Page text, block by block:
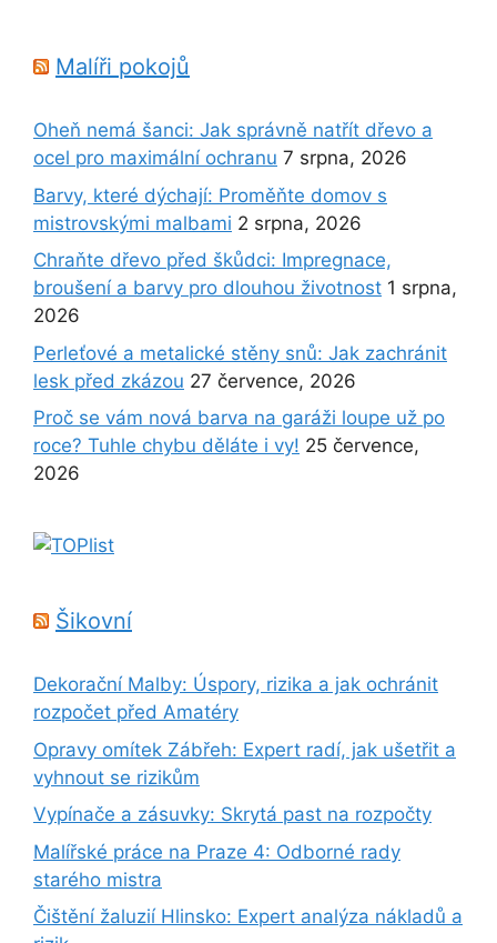
Malíři pokojů
Oheň nemá šanci: Jak správně natřít dřevo a
ocel pro maximální ochranu 7 srpna, 2026
Barvy, které dýchají: Proměňte domov s
mistrovskými malbami 2 srpna, 2026
Chraňte dřevo před škůdci: Impregnace,
broušení a barvy pro dlouhou životnost 1 srpna,
2026
Perleťové a metalické stěny snů: Jak zachránit
lesk před zkázou 27 července, 2026
Proč se vám nová barva na garáži loupe už po
roce? Tuhle chybu děláte i vy! 25 července,
2026
Šikovní
Dekorační Malby: Úspory, rizika a jak ochránit
rozpočet před Amatéry
Opravy omítek Zábřeh: Expert radí, jak ušetřit a
vyhnout se rizikům
Vypínače a zásuvky: Skrytá past na rozpočty
Malířské práce na Praze 4: Odborné rady
starého mistra
Čištění žaluzií Hlinsko: Expert analýza nákladů a